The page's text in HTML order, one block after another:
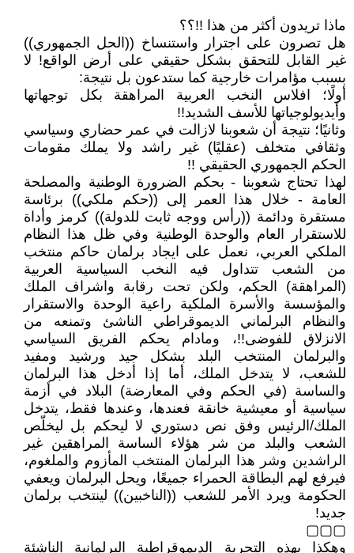
ماذا تريدون أكثر من هذا !!؟؟
هل تصرون على اجترار واستنساخ ((الحل الجمهوري))
غير القابل للتحقق بشكل حقيقي على أرض الواقع! لا
بسبب مؤامرات خارجية كما ستدعون بل نتيجة:
أولًا؛ افلاس النخب العربية المراهقة بكل توجهاتها
وأيديولوجياتها للأسف الشديد!!
وثانيًا؛ نتيجة أن شعوبنا لازالت في عمر حضاري وسياسي
وثقافي متخلف (عقليًا) غير راشد ولا يملك مقومات
الحكم الجمهوري الحقيقي !!
لهذا تحتاج شعوبنا - بحكم الضرورة الوطنية والمصلحة
العامة - خلال هذا العمر إلى ((حكم ملكي)) برئاسة
مستقرة ودائمة ((رأس ووجه ثابت للدولة)) كرمز وأداة
للاستقرار العام والوحدة الوطنية وفي ظل هذا النظام
الملكي العربي، نعمل على ايجاد برلمان حاكم منتخب
من الشعب تتداول فيه النخب السياسية العربية
(المراهقة) الحكم، ولكن تحت رقابة واشراف الملك
والمؤسسة والأسرة الملكية راعية الوحدة والاستقرار
والنظام البرلماني الديموقراطي الناشئ وتمنعه من
الانزلاق للفوضى!!، ومادام يحكم الفريق السياسي
والبرلمان المنتخب البلد بشكل جيد ورشيد ومفيد
للشعب، لا يتدخل الملك، أما إذا أدخل هذا البرلمان
والساسة (في الحكم وفي المعارضة) البلاد في أزمة
سياسية أو معيشية خانقة فعندها، وعندها فقط، يتدخل
الملك/الرئيس وفق نص دستوري لا ليحكم بل ليخلّص
الشعب والبلد من شر هؤلاء الساسة المراهقين غير
الراشدين وشر هذا البرلمان المنتخب المأزوم والملغوم،
فيرفع لهم البطاقة الحمراء جميعًا، ويحل البرلمان ويعفي
الحكومة ويرد الأمر للشعب ((الناخبين)) لينتخب برلمان
جديد!
▢▢▢
وهكذا بهذه التجربة الديموقراطية البرلمانية الناشئة